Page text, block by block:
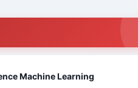
Machine Learning